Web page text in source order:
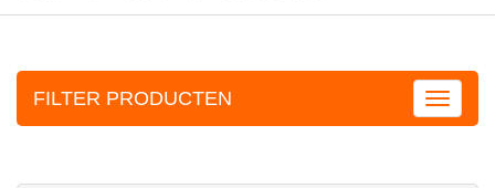
FILTER PRODUCTEN